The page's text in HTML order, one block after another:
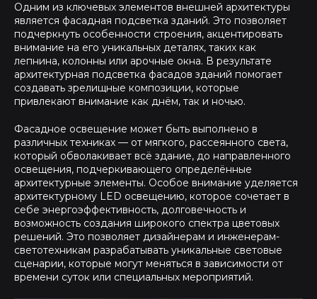
Одним из ключевых элементов внешней архитектуры
является фасадная подсветка зданий. Это позволяет
подчеркнуть особенности строения, акцентировать
внимание на его уникальных деталях, таких как
лепнина, колонны или арочные окна. В результате
архитектурная подсветка фасадов зданий помогает
создавать зрелищные композиции, которые
привлекают внимание как днём, так и ночью.
Фасадное освещение может быть выполнено в
различных техниках — от мягкого, рассеянного света,
который обволакивает всё здание, до направленного
освещения, подчеркивающего определённые
архитектурные элементы. Особое внимание уделяется
архитектурному LED освещению, которое сочетает в
себе энергоэффективность, долговечность и
возможность создания широкого спектра цветовых
решений. Это позволяет дизайнерам и инженерам-
светотехникам разрабатывать уникальные световые
сценарии, которые могут меняться в зависимости от
времени суток или специальных мероприятий.